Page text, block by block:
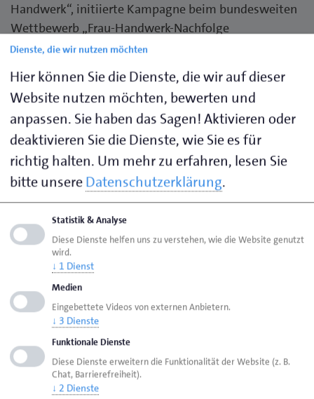
Handwerk“, initiierte Kampagne beim bundesweiten
Wettbewerb „Frau-Handwerk-Nachfolge
weiterdenken“ für ihren Handlungsansatz mit einer
„Die Auszeichnung ist für uns eine große Freude, eine
echte Wertschätzung und Bestätigung, wie wichtig
es ist, Frauen im Handwerk sichtbar zu machen. Wir
wollen Gründerinnen und Unternehmerinnen aber
nicht nur zeigen – wir wollen sie feiern, stärken und
vernetzen. Und was hier entstanden ist, ist viel mehr
als eine Kommunikationskampagne: Es ist
Sichtbarkeit, Stolz und Zusammenhalt.“ erklärte
Susann Ruppert den Hintergrund von
#handwerkistWEIBLICH bei der Preisverleihung,
dessen Herzstück die Porträtreihe von 12
Unternehmerfrauen und Handwerkerinnen aus der
Oldenburger Region ist.
Der Wettbewerb ist von der bundesweiten
gründerinnenagentur (bga) ins Leben gerufen worden
Dienste, die wir nutzen möchten
Hier können Sie die Dienste, die wir auf dieser
Website nutzen möchten, bewerten und
anpassen. Sie haben das Sagen! Aktivieren oder
deaktivieren Sie die Dienste, wie Sie es für
richtig halten. Um mehr zu erfahren, lesen Sie
bitte unsereDatenschutzerklärung.
Statistik & Analyse
Diese Dienste helfen uns zu verstehen, wie die Website genutzt
wird.
↓ 1 Dienst
Medien
Eingebettete Videos von externen Anbietern.
↓ 3 Dienste
Funktionale Dienste
Diese Dienste erweitern die Funktionalität der Website (z. B.
Chat, Barrierefreiheit).
↓ 2 Dienste